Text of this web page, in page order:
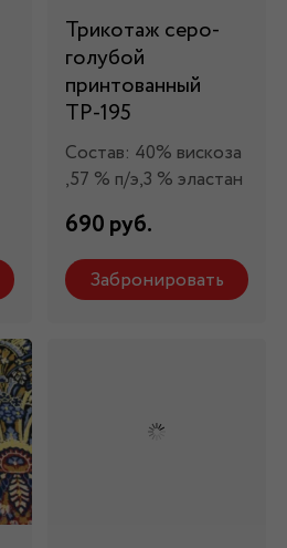
Трикотаж серо-
голубой
принтованный
ТР-195
Состав: 40% вискоза
,57 % п/э,3 % эластан
690 руб.
Забронировать